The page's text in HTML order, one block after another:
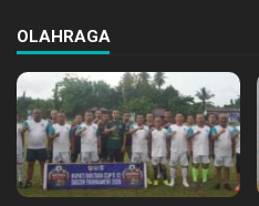
OLAHRAGA